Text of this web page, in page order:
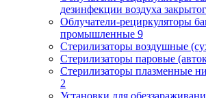
дезинфекции воздуха
Облучатели-рециркуляторы
промышленные 9
Стерилизаторы воздушные
Стерилизаторы паровые
Стерилизаторы плазменные
2
Установки для